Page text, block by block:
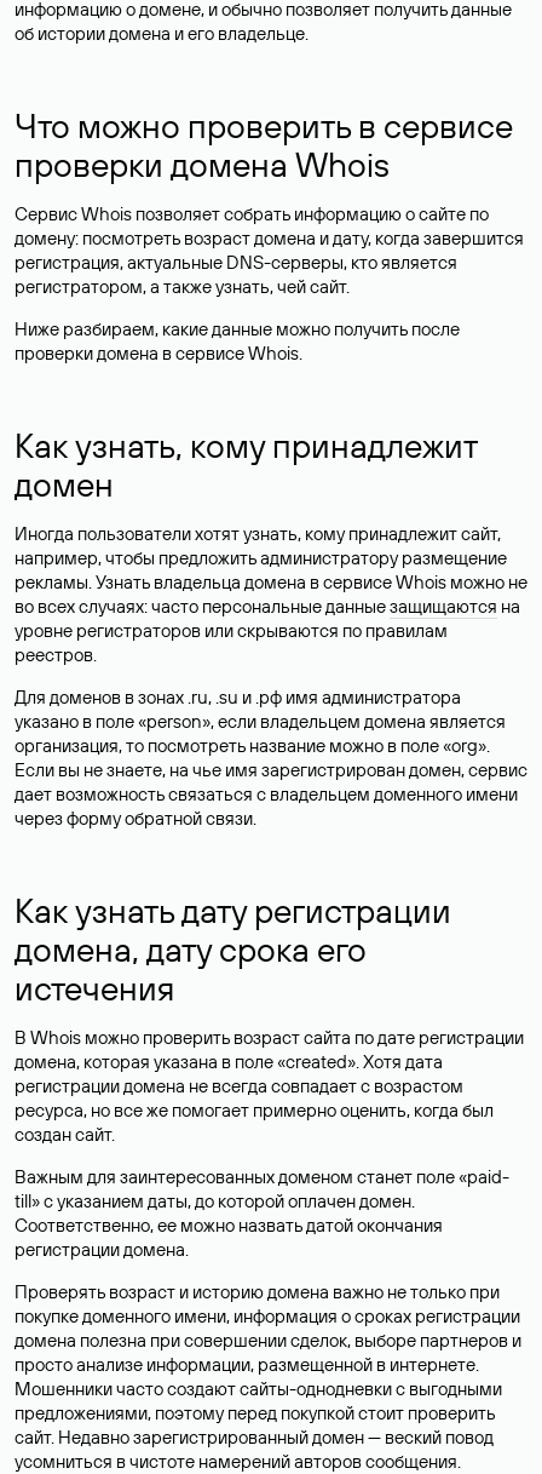
информацию о домене, и обычно позволяет получить данные
об истории домена и его владельце.
Что можно проверить в сервисе
проверки домена Whois
Сервис Whois позволяет собрать информацию о сайте по
домену: посмотреть возраст домена и дату, когда завершится
регистрация, актуальные DNS-серверы, кто является
регистратором, а также узнать, чей сайт.
Ниже разбираем, какие данные можно получить после
проверки домена в сервисе Whois.
Как узнать, кому принадлежит
домен
Иногда пользователи хотят узнать, кому принадлежит сайт,
например, чтобы предложить администратору размещение
рекламы. Узнать владельца домена в сервисе Whois можно не
во всех случаях: часто персональные данныезащищаются на
уровне регистраторов или скрываются по правилам
реестров.
Для доменов в зонах .ru, .su и .рф имя администратора
указано в поле «person», если владельцем домена является
организация, то посмотреть название можно в поле «org».
Если вы не знаете, на чье имя зарегистрирован домен, сервис
дает возможность связаться с владельцем доменного имени
через форму обратной связи.
Как узнать дату регистрации
домена, дату срока его
истечения
В Whois можно проверить возраст сайта по дате регистрации
домена, которая указана в поле «created». Хотя дата
регистрации домена не всегда совпадает с возрастом
ресурса, но все же помогает примерно оценить, когда был
создан сайт.
Важным для заинтересованных доменом станет поле «paid-
till» с указанием даты, до которой оплачен домен.
Соответственно, ее можно назвать датой окончания
регистрации домена.
Проверять возраст и историю домена важно не только при
покупке доменного имени, информация о сроках регистрации
домена полезна при совершении сделок, выборе партнеров и
просто анализе информации, размещенной в интернете.
Мошенники часто создают сайты-однодневки с выгодными
предложениями, поэтому перед покупкой стоит проверить
сайт. Недавно зарегистрированный домен — веский повод
усомниться в чистоте намерений авторов сообщения.